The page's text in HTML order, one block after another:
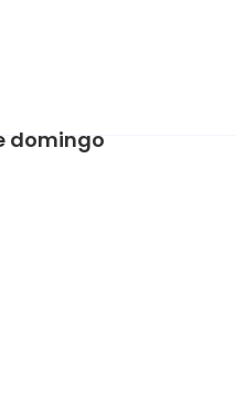
domingo